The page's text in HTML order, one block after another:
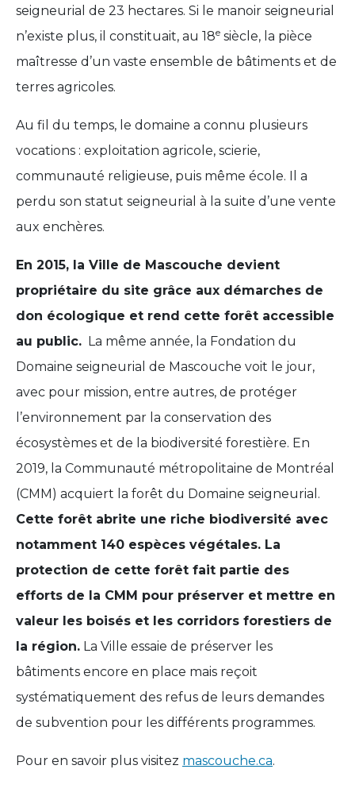
seigneurial de 23 hectares. Si le manoir seigneurial
n’existe plus, il constituait, au 18e siècle, la pièce
maîtresse d’un vaste ensemble de bâtiments et de
terres agricoles.
Au fil du temps, le domaine a connu plusieurs
vocations : exploitation agricole, scierie,
communauté religieuse, puis même école. Il a
perdu son statut seigneurial à la suite d’une vente
aux enchères.
En 2015, la Ville de Mascouche devient
propriétaire du site grâce aux démarches de
don écologique et rend cette forêt accessible
au public. La même année, la Fondation du
Domaine seigneurial de Mascouche voit le jour,
avec pour mission, entre autres, de protéger
l’environnement par la conservation des
écosystèmes et de la biodiversité forestière. En
2019, la Communauté métropolitaine de Montréal
(CMM) acquiert la forêt du Domaine seigneurial.
Cette forêt abrite une riche biodiversité avec
notamment 140 espèces végétales. La
protection de cette forêt fait partie des
efforts de la CMM pour préserver et mettre en
valeur les boisés et les corridors forestiers de
la région. La Ville essaie de préserver les
bâtiments encore en place mais reçoit
systématiquement des refus de leurs demandes
de subvention pour les différents programmes.
Pour en savoir plus visitez mascouche.ca.